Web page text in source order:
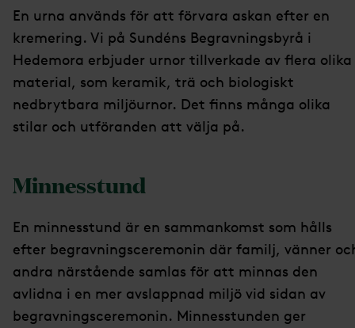
En urna används för att förvara askan efter en
kremering. Vi på Sundéns Begravningsbyrå i
Hedemora erbjuder urnor tillverkade av flera olika
material, som keramik, trä och biologiskt
nedbrytbara miljöurnor. Det finns många olika
stilar och utföranden att välja på.
Minnesstund
En minnesstund är en sammankomst som hålls
efter begravningsceremonin där familj, vänner
andra närstående samlas för att minnas den
avlidna i en mer avslappnad miljö vid sidan av
begravningsceremonin. Minnesstunden ger